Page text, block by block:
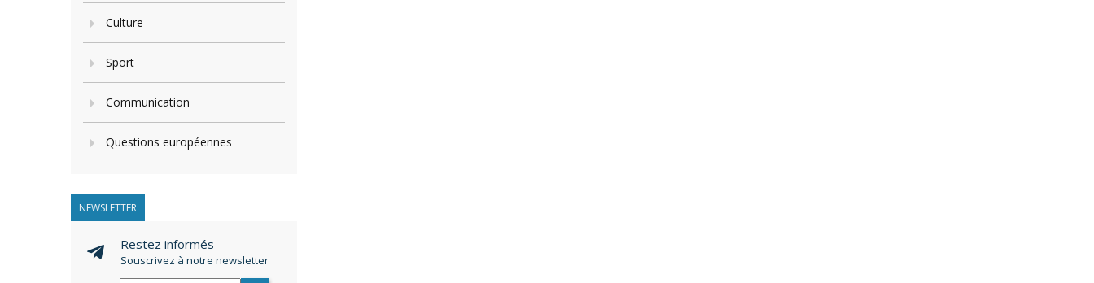
Culture
Sport
Communication
Questions européennes
NEWSLETTER
Restez informés
Souscrivez à notre newsletter